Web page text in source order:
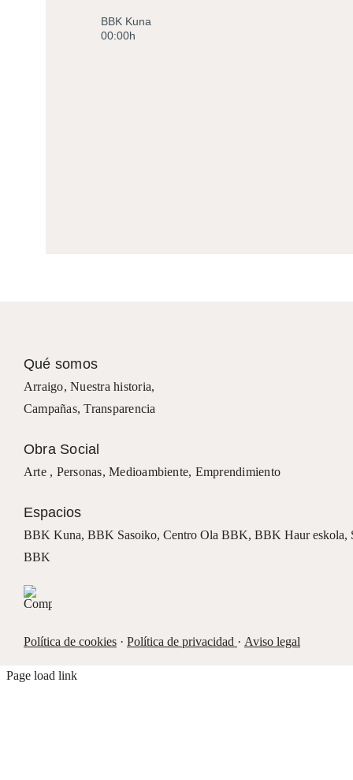
BBK Kuna
00:00h
Qué somos
Arraigo,Nuestra historia,
Campañas, Transparencia
Obra Social
Arte , Personas,Medioambiente, Emprendimiento
Espacios
BBK Kuna, BBK Sasoiko, Centro Ola BBK, BBK Haur eskola,
BBK
Política de cookies· Política de privacidad · Aviso legal
Page load link